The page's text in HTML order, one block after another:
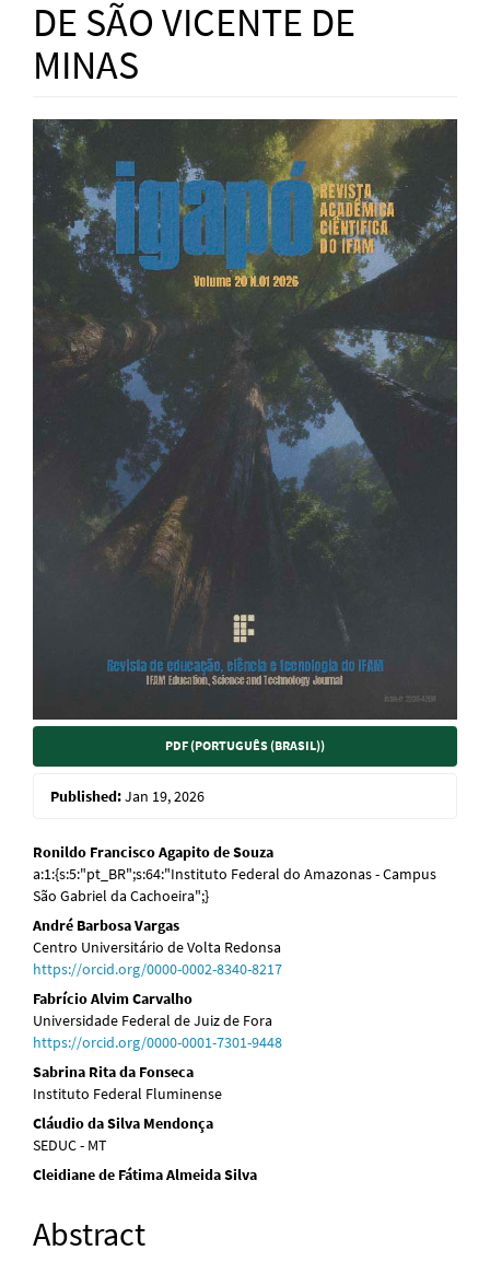
DE SÃO VICENTE DE
MINAS
Article
Sidebar
PDF (PORTUGUÊS (BRASIL))
Published:Jan 19, 2026
Main
Article
Content
Ronildo Francisco Agapito de Souza
a:1:{s:5:"pt_BR";s:64:"Instituto Federal do Amazonas - Campus
São Gabriel da Cachoeira";}
André Barbosa Vargas
Centro Universitário de Volta Redonsa
https://orcid.org/0000-0002-8340-8217
Fabrício Alvim Carvalho
Universidade Federal de Juiz de Fora
https://orcid.org/0000-0001-7301-9448
Sabrina Rita da Fonseca
Instituto Federal Fluminense
Cláudio da Silva Mendonça
SEDUC - MT
Cleidiane de Fátima Almeida Silva
Abstract